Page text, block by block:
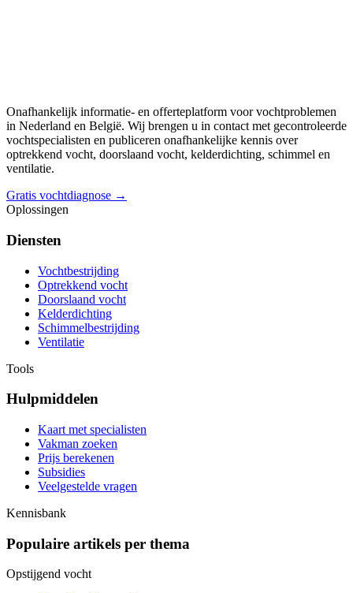
Onafhankelijk informatie- en offerteplatform voor vochtproblemen
in Nederland en België. Wij brengen u in contact met gecontroleerde
vochtspecialisten en publiceren onafhankelijke kennis over
optrekkend vocht, doorslaand vocht, kelderdichting, schimmel en
ventilatie.
Gratis vochtdiagnose →
Oplossingen
Diensten
Vochtbestrijding
Optrekkend vocht
Doorslaand vocht
Kelderdichting
Schimmelbestrijding
Ventilatie
Tools
Hulpmiddelen
Kaart met specialisten
Vakman zoeken
Prijs berekenen
Subsidies
Veelgestelde vragen
Kennisbank
Populaire artikels per thema
Opstijgend vocht